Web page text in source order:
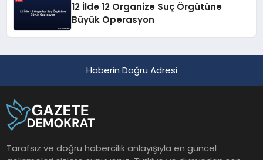
12 İlde 12 Organize Suç Örgütüne
Büyük Operasyon
Haberin Doğru Adresi
Tarafsız ve doğru habercilik anlayışıyla en güncel